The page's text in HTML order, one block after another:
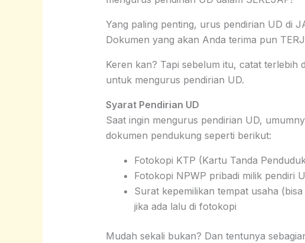
Yang paling penting, urus pendirian UD di
Dokumen yang akan Anda terima pun
Keren kan? Tapi sebelum itu, catat terlebih
untuk mengurus pendirian UD.
Syarat Pendirian UD
Saat ingin mengurus pendirian UD,
dokumen pendukung seperti berikut:
Fotokopi KTP (Kartu Tanda
Fotokopi NPWP pribadi milik pendiri
Surat kepemilikan tempat usaha
jika ada lalu di fotokopi
Mudah sekali bukan? Dan tentunya